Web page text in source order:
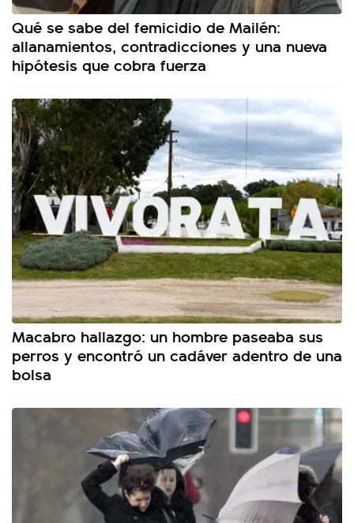
Qué se sabe del femicidio de Mailén:
allanamientos, contradicciones y una nueva
hipótesis que cobra fuerza
Macabro hallazgo: un hombre paseaba sus
perros y encontró un cadáver adentro de una
bolsa